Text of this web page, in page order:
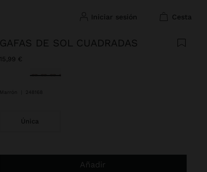
iniciar sesión cesta
GAFAS DE SOL CUADRADAS
15,99 €
Seleccionado
Marrón 248168
Única
Añadir